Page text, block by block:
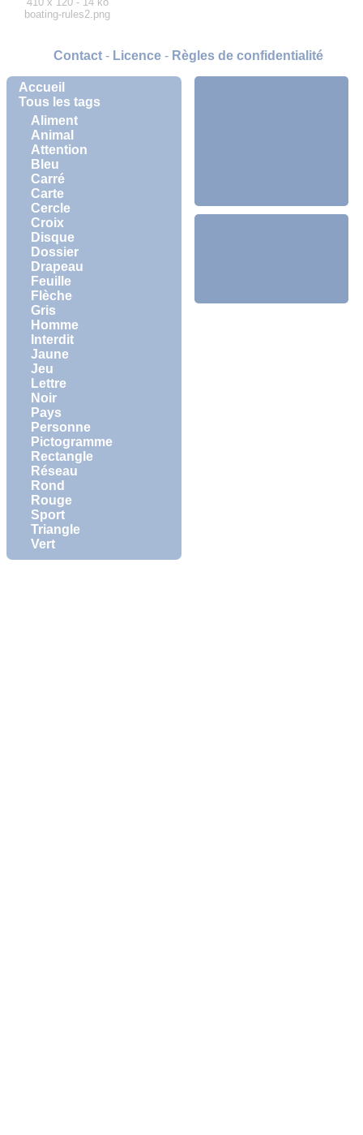
Accueil
Tous les tags
Aliment
Animal
Attention
Bleu
Carré
Carte
Cercle
Croix
Disque
Dossier
Drapeau
Feuille
Flèche
Gris
Homme
Interdit
Jaune
Jeu
Lettre
Noir
Pays
Personne
Pictogramme
Rectangle
Réseau
Rond
Rouge
Sport
Triangle
Vert
boating-rules2.png
Contact- Licence- Règles de confidentialité